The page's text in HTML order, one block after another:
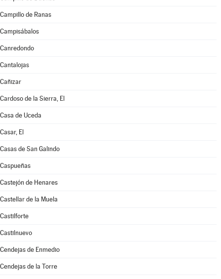
Campillo de Ranas
Campisábalos
Canredondo
Cantalojas
Cañizar
Cardoso de la Sierra, El
Casa de Uceda
Casar, El
Casas de San Galindo
Caspueñas
Castejón de Henares
Castellar de la Muela
Castilforte
Castilnuevo
Cendejas de Enmedio
Cendejas de la Torre